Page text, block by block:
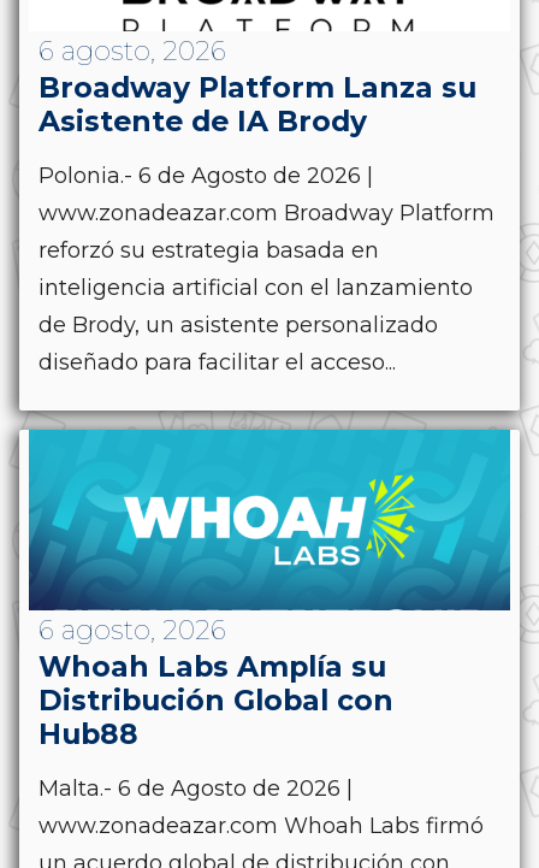
6 agosto, 2026
Broadway Platform Lanza su
Asistente de IA Brody
Polonia.- 6 de Agosto de 2026 |
www.zonadeazar.com Broadway Platform
reforzó su estrategia basada en
inteligencia artificial con el lanzamiento
de Brody, un asistente personalizado
diseñado para facilitar el acceso...
6 agosto, 2026
Whoah Labs Amplía su
Distribución Global con
Hub88
Malta.- 6 de Agosto de 2026 |
www.zonadeazar.com Whoah Labs firmó